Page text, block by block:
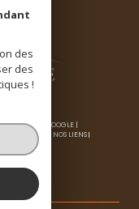
BY GOOGLE |
ADMIN
NOS LIENS
des
des
!